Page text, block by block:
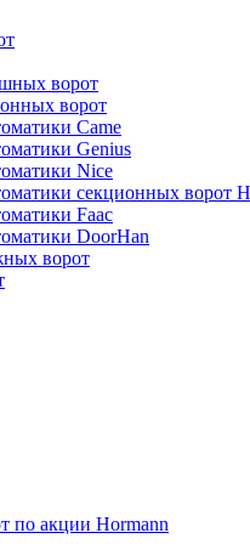
ворот
ворот
Came
Genius
Nice
секционных ворот
Faac
DoorHan
ворот
по акции Hormann